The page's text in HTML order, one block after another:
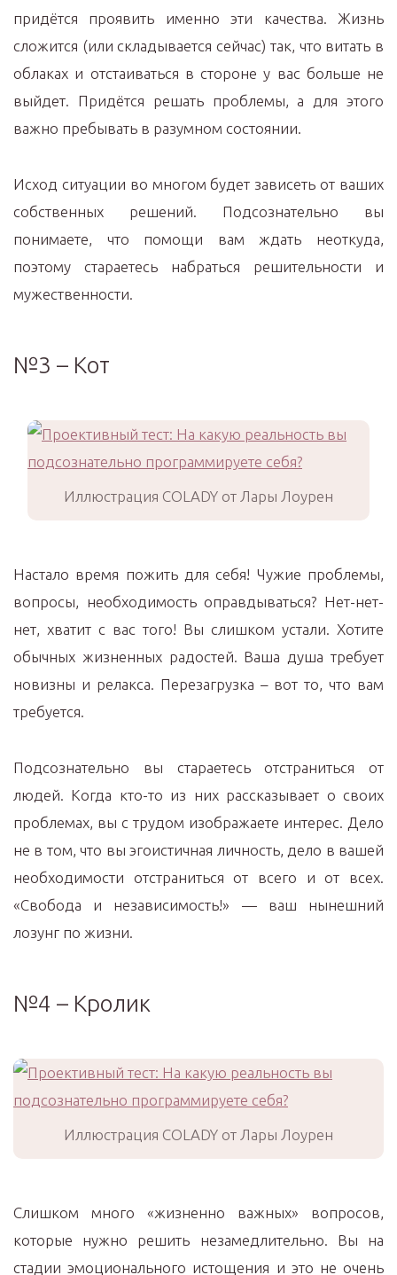
придётся проявить именно эти качества. Жизнь
сложится (или складывается сейчас) так, что витать в
облаках и отстаиваться в стороне у вас больше не
выйдет. Придётся решать проблемы, а для этого
важно пребывать в разумном состоянии.
Исход ситуации во многом будет зависеть от ваших
собственных решений. Подсознательно вы
понимаете, что помощи вам ждать неоткуда,
поэтому стараетесь набраться решительности и
мужественности.
№3 – Кот
Иллюстрация COLADY от Лары Лоурен
Настало время пожить для себя! Чужие проблемы,
вопросы, необходимость оправдываться? Нет-нет-
нет, хватит с вас того! Вы слишком устали. Хотите
обычных жизненных радостей. Ваша душа требует
новизны и релакса. Перезагрузка – вот то, что вам
требуется.
Подсознательно вы стараетесь отстраниться от
людей. Когда кто-то из них рассказывает о своих
проблемах, вы с трудом изображаете интерес. Дело
не в том, что вы эгоистичная личность, дело в вашей
необходимости отстраниться от всего и от всех.
«Свобода и независимость!» — ваш нынешний
лозунг по жизни.
№4 – Кролик
Иллюстрация COLADY от Лары Лоурен
Слишком много «жизненно важных» вопросов,
которые нужно решить незамедлительно. Вы на
стадии эмоционального истощения и это не очень